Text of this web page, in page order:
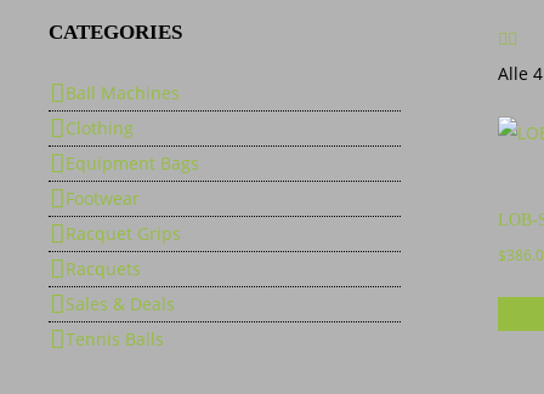
Alle
LOB-
$
CATEGORIES
Ball Machines
Clothing
Equipment Bags
Footwear
Racquet Grips
Racquets
Sales & Deals
Tennis Balls